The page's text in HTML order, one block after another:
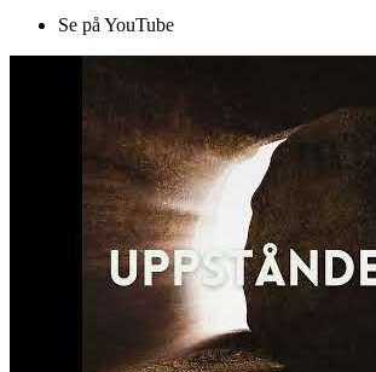
Se på YouTube